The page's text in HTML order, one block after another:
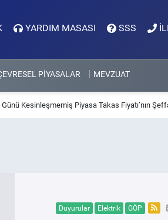
YARDIM MASASI SSS
PİYASALAR MEVZUAT
Kesinleşmemiş Piyasa Takas Fiyatı’nın
Duyurular Elektrik GÖP